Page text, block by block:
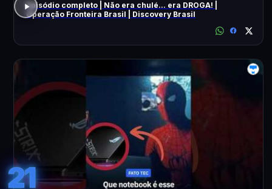
Episódio completo | Não era chulé... era DROGA! |
Operação Fronteira Brasil | Discovery Brasil
21